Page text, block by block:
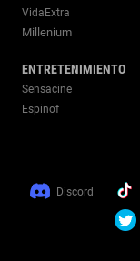
VidaExtra
Millenium
ENTRETENIMIENTO
Sensacine
Espinof
Discord